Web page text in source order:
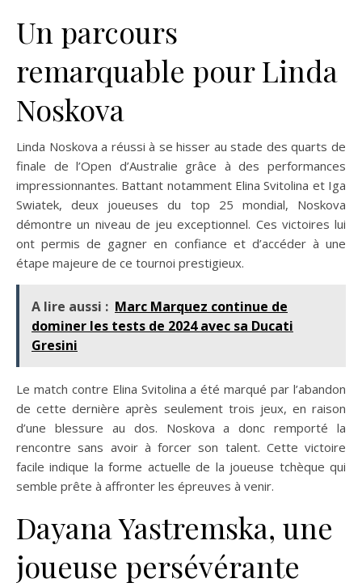
Un parcours
remarquable pour Linda
Noskova
Linda Noskova a réussi à se hisser au stade des quarts de
finale de l’Open d’Australie grâce à des performances
impressionnantes. Battant notamment Elina Svitolina et Iga
Swiatek, deux joueuses du top 25 mondial, Noskova
démontre un niveau de jeu exceptionnel. Ces victoires lui
ont permis de gagner en confiance et d’accéder à une
étape majeure de ce tournoi prestigieux.
A lire aussi : Marc Marquez continue de
dominer les tests de 2024 avec sa Ducati
Gresini
Le match contre Elina Svitolina a été marqué par l’abandon
de cette dernière après seulement trois jeux, en raison
d’une blessure au dos. Noskova a donc remporté la
rencontre sans avoir à forcer son talent. Cette victoire
facile indique la forme actuelle de la joueuse tchèque qui
semble prête à affronter les épreuves à venir.
Dayana Yastremska, une
joueuse persévérante